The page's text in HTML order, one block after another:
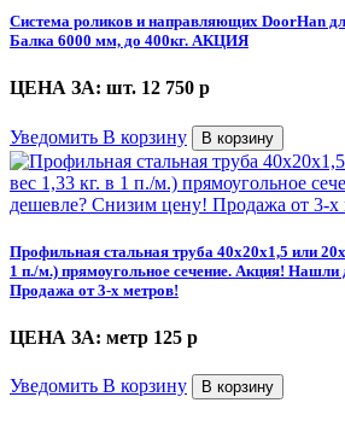
Система роликов и направляющих DoorHan
Балка 6000 мм, до 400кг. АКЦИЯ
ЦЕНА ЗА: шт. 12 750 p
Уведомить В корзину В корзину
Профильная стальная труба 40х20х1,5 или
1 п./м.) прямоугольное сечение. Акция! Нашли
Продажа от 3-х метров!
ЦЕНА ЗА: метр 125 p
Уведомить В корзину В корзину